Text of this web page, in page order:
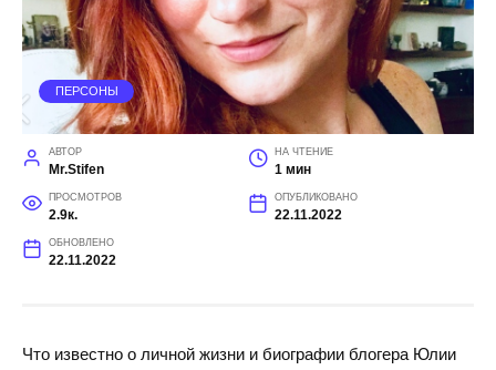
ПЕРСОНЫ
АВТОР
Mr.Stifen
НА ЧТЕНИЕ
1 мин
ПРОСМОТРОВ
2.9к.
ОПУБЛИКОВАНО
22.11.2022
ОБНОВЛЕНО
22.11.2022
Что известно о личной жизни и биографии блогера Юлии